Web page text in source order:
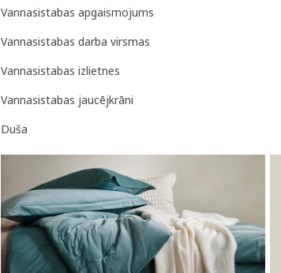
Vannasistabas apgaismojums
Vannasistabas darba virsmas
Vannasistabas izlietnes
Vannasistabas jaucējkrāni
Duša